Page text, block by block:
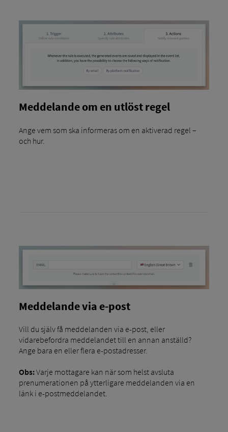
Meddelande om en utlöst regel
Ange vem som ska informeras om en aktiverad regel –
och hur.
Meddelande via e-post
Vill du själv få meddelanden via e-post, eller
vidarebefordra meddelandet till en annan anställd?
Ange bara en eller flera e-postadresser.
Obs:Varje mottagare kan när som helst avsluta
prenumerationen på ytterligare meddelanden via en
länk i e-postmeddelandet.